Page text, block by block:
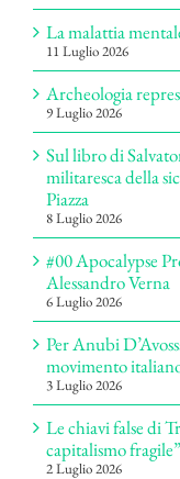
La malattia
11 Luglio 2026
Archeologia
9 Luglio 2026
Sul libro di
militaresca della
Piazza
8 Luglio 2026
#00 Apocalypse
Alessandro Verna
6 Luglio 2026
Per Anubi
movimento
3 Luglio 2026
Le chiavi false di
capitalismo
2 Luglio 2026